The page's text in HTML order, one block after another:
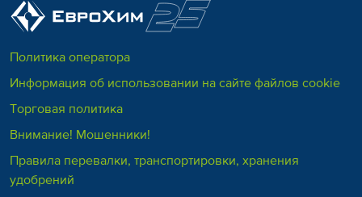
Политика оператора
Информация об использовании на сайте файлов cookie
Торговая политика
Внимание! Мошенники!
Правила перевалки, транспортировки, хранения
удобрений